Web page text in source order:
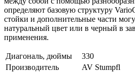
определяют базовую структуру
стойки и дополнительные части
натуральный цвет или в черный в
применения.
Диагональ, дюймы
330
Производитель
AV Stumpfl